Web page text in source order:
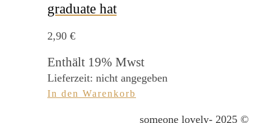
graduate hat
2,90 €
Enthält 19% Mwst
Lieferzeit: nicht angegeben
In den Warenkorb
someone lovely- 2025 ©